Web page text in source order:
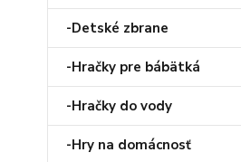
-Detské zbrane
-Hračky pre bábätká
-Hračky do vody
-Hry na domácnosť